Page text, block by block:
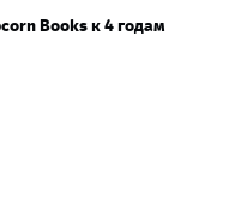
Books к 4 годам